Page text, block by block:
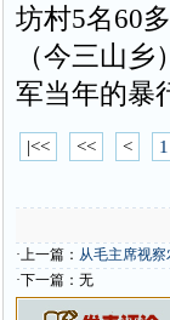
坊村5名60
（今三山
军当年的暴
|<< << < 1
·上一篇： 从毛主席视
·下一篇：无